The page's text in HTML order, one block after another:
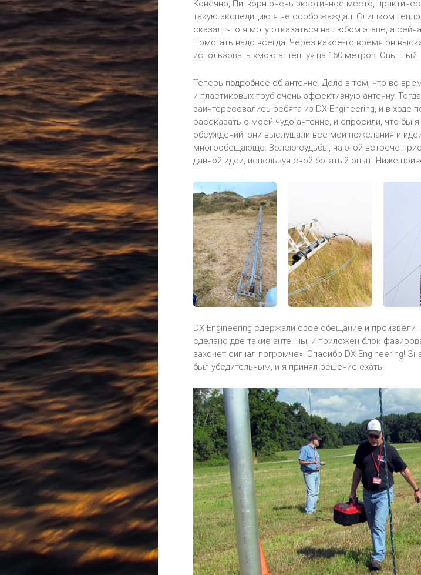
Конечно, Питкэрн очень экзотичное место,
такую экспедицию я не особо жаждал. Слишком
сказал, что я могу отказаться на любом этапе, а
Помогать надо всегда. Через какое-то время он
использовать «мою антенну» на 160 метров.
Теперь подробнее об антенне. Дело в том, что во
и пластиковых труб очень эффективную антенну.
заинтересовались ребята из DX Engineering, и в
рассказать о моей чудо-антенне, и спросили, что бы
обсуждений, они выслушали все мои пожелания и
многообещающе. Волею судьбы, на этой встрече
данной идеи, используя свой богатый опыт. Ниже
DX Engineering сдержали свое обещание и
сделано две такие антенны, и приложен блок
захочет сигнал погромче». Спасибо DX Engineering!
был убедительным, и я принял решение ехать.